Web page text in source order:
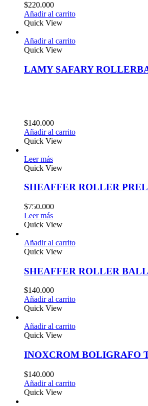
$220.000
Añadir al carrito
Quick View
Añadir al carrito
Quick View
LAMY SAFARY
$140.000
Añadir al carrito
Quick View
Leer más
Quick View
SHEAFFER ROLLER
$750.000
Leer más
Quick View
Añadir al carrito
Quick View
SHEAFFER ROLLER
$140.000
Añadir al carrito
Quick View
Añadir al carrito
Quick View
INOXCROM BOLIGRAFO
$140.000
Añadir al carrito
Quick View